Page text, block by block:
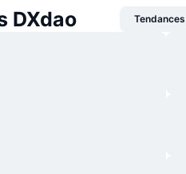
DXdao Tendances